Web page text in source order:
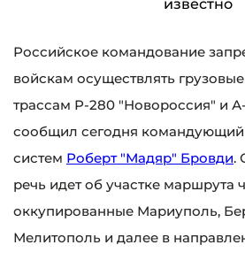
Российское командование
войскам осуществлять
трассам Р-280 "Новороссия" и
сообщил сегодня
систем Роберт "Мадяр" Бровди.
речь идет об участке маршрута
оккупированные Мариуполь,
Мелитополь и далее в